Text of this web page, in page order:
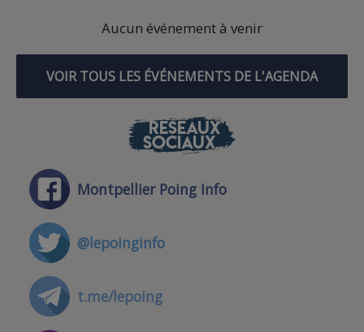
Aucun événement à venir
VOIR TOUS LES ÉVÉNEMENTS DE L'AGENDA
RÉSEAUX
SOCIAUX
Montpellier Poing Info
@lepoinginfo
t.me/lepoing